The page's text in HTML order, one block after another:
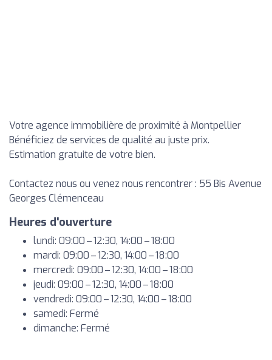
Votre agence immobilière de proximité à Montpellier
Bénéficiez de services de qualité au juste prix.
Estimation gratuite de votre bien.
Contactez nous ou venez nous rencontrer : 55 Bis Avenue
Georges Clémenceau
Heures d'ouverture
lundi: 09:00 – 12:30, 14:00 – 18:00
mardi: 09:00 – 12:30, 14:00 – 18:00
mercredi: 09:00 – 12:30, 14:00 – 18:00
jeudi: 09:00 – 12:30, 14:00 – 18:00
vendredi: 09:00 – 12:30, 14:00 – 18:00
samedi: Fermé
dimanche: Fermé